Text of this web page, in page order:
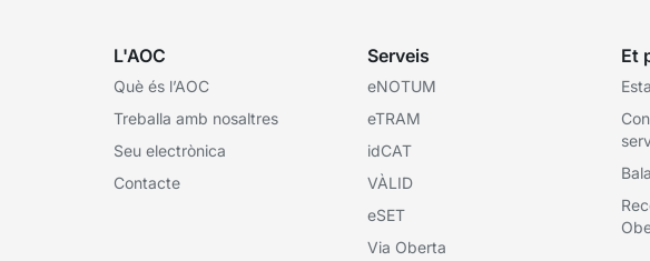
L'AOC
Què és l’AOC
Treballa amb nosaltres
Seu electrònica
Contacte
Serveis
eNOTUM
eTRAM
idCAT
VÀLID
eSET
Via Oberta
Et